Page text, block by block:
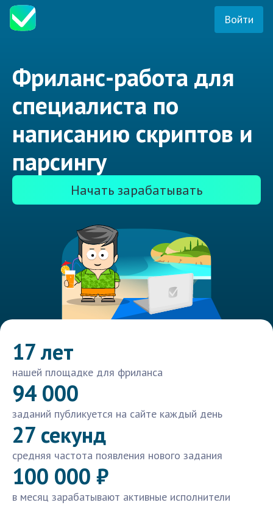
Войти
Фриланс-работа для
специалиста по
написанию скриптов и
парсингу
Начать зарабатывать
17 лет
нашей площадке для фриланса
94 000
заданий публикуется на сайте каждый день
27 секунд
средняя частота появления нового задания
100 000 ₽
в месяц зарабатывают активные исполнители